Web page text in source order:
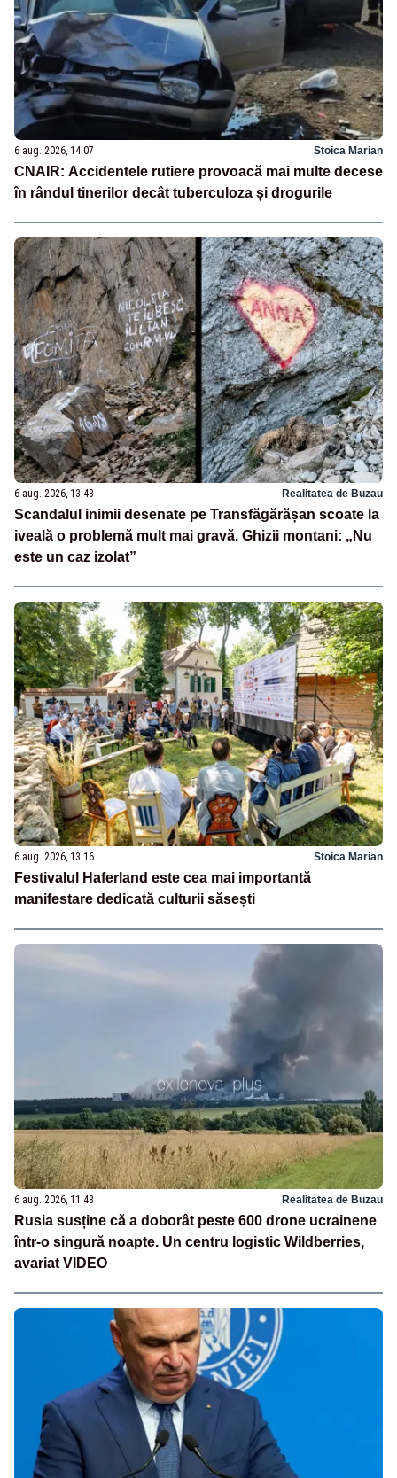
6 aug. 2026, 14:07 Stoica Marian
CNAIR: Accidentele rutiere provoacă mai multe decese
în rândul tinerilor decât tuberculoza și drogurile
6 aug. 2026, 13:48 Realitatea de Buzau
Scandalul inimii desenate pe Transfăgărășan scoate la
iveală o problemă mult mai gravă. Ghizii montani: „Nu
este un caz izolat”
6 aug. 2026, 13:16 Stoica Marian
Festivalul Haferland este cea mai importantă
manifestare dedicată culturii săsești
6 aug. 2026, 11:43 Realitatea de Buzau
Rusia susține că a doborât peste 600 drone ucrainene
într-o singură noapte. Un centru logistic Wildberries,
avariat VIDEO